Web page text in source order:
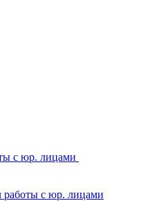
с юр. лицами
работы с юр. лицами